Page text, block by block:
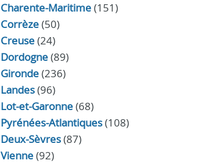
Charente-Maritime(151)
Corrèze(50)
Creuse(24)
Dordogne(89)
Gironde(236)
Landes(96)
Lot-et-Garonne(68)
Pyrénées-Atlantiques(108)
Deux-Sèvres(87)
Vienne(92)